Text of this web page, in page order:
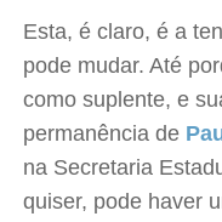
Esta, é claro, é a
pode mudar. Até
como suplente, e
permanência de
na Secretaria
quiser, pode haver